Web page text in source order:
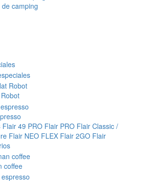
de camping
Flair 49 PRO Flair PRO Flair Classic /
Flair NEO FLEX Flair 2GO Flair
coffee